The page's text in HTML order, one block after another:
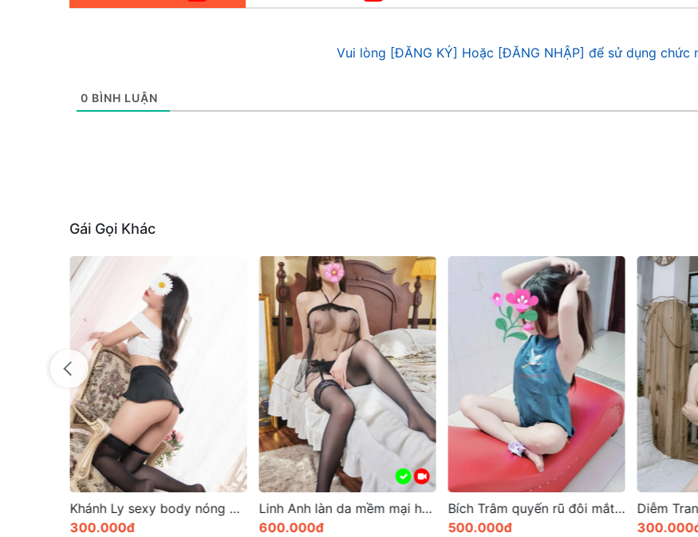
Vui lòng [ĐĂNG KÝ] Hoặc [ĐĂNG NHẬP] để sử dụng chức
0 BÌNH LUẬN
Gái Gọi Khác
Khánh Ly sexy body nóng bỏng xinh xắn
300.000đ
Linh Anh làn da mềm mại hương thơm tự nhiên gợi cảm
600.000đ
Bích Trâm quyến rũ đôi mắt lấp lánh và làn da trắng sáng
500.000đ